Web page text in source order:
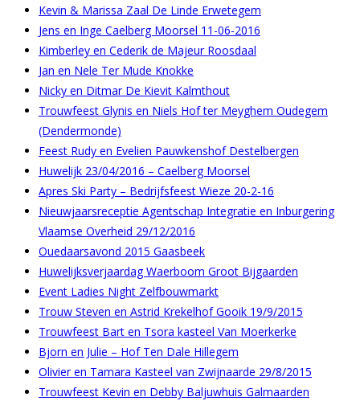
Kevin & Marissa Zaal De Linde Erwetegem
Jens en Inge Caelberg Moorsel 11-06-2016
Kimberley en Cederik de Majeur Roosdaal
Jan en Nele Ter Mude Knokke
Nicky en Ditmar De Kievit Kalmthout
Trouwfeest Glynis en Niels Hof ter Meyghem Oudegem
(Dendermonde)
Feest Rudy en Evelien Pauwkenshof Destelbergen
Huwelijk 23/04/2016 – Caelberg Moorsel
Apres Ski Party – Bedrijfsfeest Wieze 20-2-16
Nieuwjaarsreceptie Agentschap Integratie en Inburgering
Vlaamse Overheid 29/12/2016
Ouedaarsavond 2015 Gaasbeek
Huwelijksverjaardag Waerboom Groot Bijgaarden
Event Ladies Night Zelfbouwmarkt
Trouw Steven en Astrid Krekelhof Gooik 19/9/2015
Trouwfeest Bart en Tsora kasteel Van Moerkerke
Bjorn en Julie – Hof Ten Dale Hillegem
Olivier en Tamara Kasteel van Zwijnaarde 29/8/2015
Trouwfeest Kevin en Debby Baljuwhuis Galmaarden